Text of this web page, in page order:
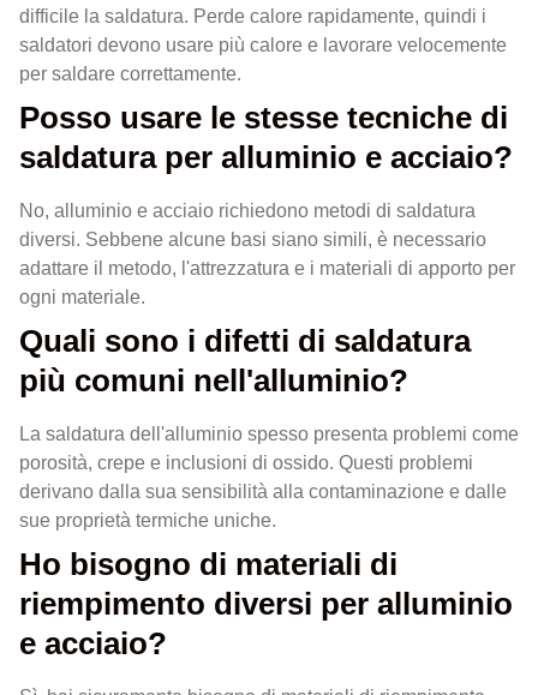
difficile la saldatura. Perde calore rapidamente, quindi i
saldatori devono usare più calore e lavorare velocemente
per saldare correttamente.
Posso usare le stesse tecniche di
saldatura per alluminio e acciaio?
No, alluminio e acciaio richiedono metodi di saldatura
diversi. Sebbene alcune basi siano simili, è necessario
adattare il metodo, l'attrezzatura e i materiali di apporto per
ogni materiale.
Quali sono i difetti di saldatura
più comuni nell'alluminio?
La saldatura dell'alluminio spesso presenta problemi come
porosità, crepe e inclusioni di ossido. Questi problemi
derivano dalla sua sensibilità alla contaminazione e dalle
sue proprietà termiche uniche.
Ho bisogno di materiali di
riempimento diversi per alluminio
e acciaio?